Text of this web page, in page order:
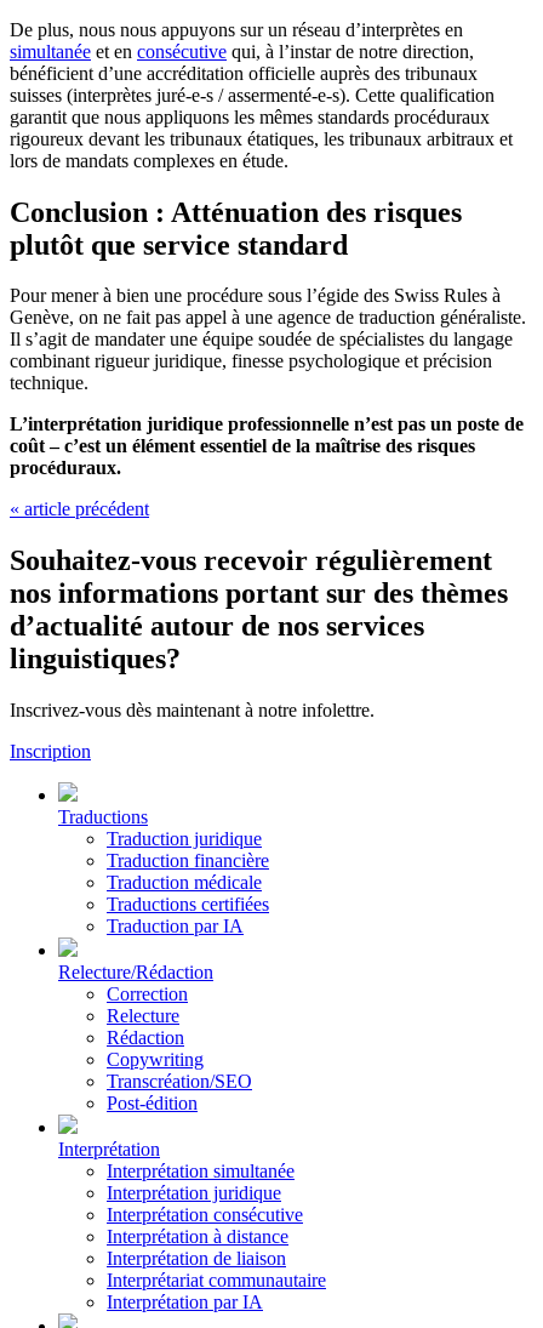
De plus, nous nous appuyons sur un réseau d’interprètes en
simultanée et en consécutive qui, à l’instar de notre direction,
bénéficient d’une accréditation officielle auprès des tribunaux
suisses (interprètes juré-e-s / assermenté-e-s). Cette qualification
garantit que nous appliquons les mêmes standards procéduraux
rigoureux devant les tribunaux étatiques, les tribunaux arbitraux et
lors de mandats complexes en étude.
Conclusion : Atténuation des risques
plutôt que service standard
Pour mener à bien une procédure sous l’égide des Swiss Rules à
Genève, on ne fait pas appel à une agence de traduction généraliste.
Il s’agit de mandater une équipe soudée de spécialistes du langage
combinant rigueur juridique, finesse psychologique et précision
technique.
L’interprétation juridique professionnelle n’est pas un poste de
coût – c’est un élément essentiel de la maîtrise des risques
procéduraux.
« article précédent
Souhaitez-vous recevoir régulièrement
nos informations portant sur des thèmes
d’actualité autour de nos services
linguistiques?
Inscrivez-vous dès maintenant à notre infolettre.
Inscription
Traductions
Traduction juridique
Traduction financière
Traduction médicale
Traductions certifiées
Traduction par IA
Relecture/Rédaction
Correction
Relecture
Rédaction
Copywriting
Transcréation/SEO
Post-édition
Interprétation
Interprétation simultanée
Interprétation juridique
Interprétation consécutive
Interprétation à distance
Interprétation de liaison
Interprétariat communautaire
Interprétation par IA